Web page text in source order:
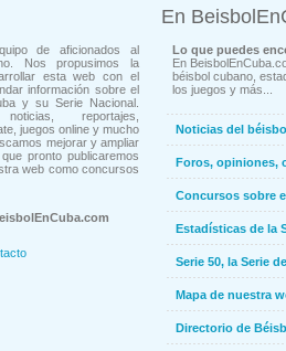
de aficionados al
Nos propusimos la
esta web con el
información sobre el
y su Serie Nacional.
reportajes,
juegos online y mucho
mejorar y ampliar
pronto publicaremos
web como concursos
En
Lo que puedes
En
béisbol cubano,
los juegos y más...
Noticias del
Foros, opiniones,
Concursos sobre
Estadísticas de la
Serie 50, la Serie
Mapa de nuestra
Directorio de